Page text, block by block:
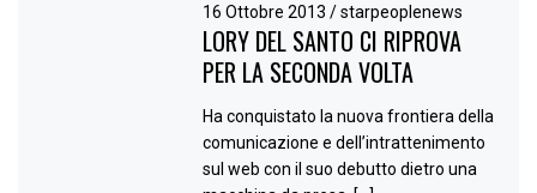
16 Ottobre 2013/ starpeoplenews
LORY DEL SANTO CI RIPROVA
PER LA SECONDA VOLTA
Ha conquistato la nuova frontiera della
comunicazione e dell’intrattenimento
sul web con il suo debutto dietro una